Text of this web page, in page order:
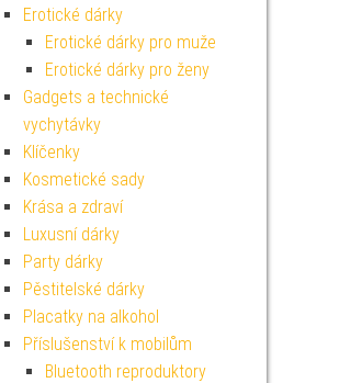
Erotické dárky
Erotické dárky pro muže
Erotické dárky pro ženy
Gadgets a technické
vychytávky
Klíčenky
Kosmetické sady
Krása a zdraví
Luxusní dárky
Party dárky
Pěstitelské dárky
Placatky na alkohol
Příslušenství k mobilům
Bluetooth reproduktory